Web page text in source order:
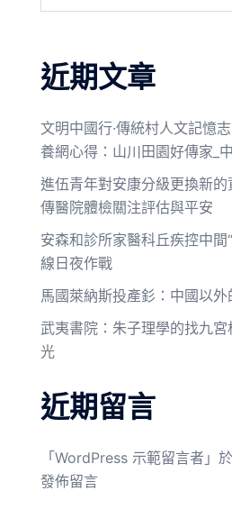
近期文章
文明中國行·傳統村人文記憶
養網心得：山川田園好傳家_
進伍青年對安康分級更換新
傳醫院體檢關注評估與平安
安森和診所家醫科丘疾控中間
線日夜作戰
馬國萊納斯投產釤：中國以
武夷書院：朱子理學的找九
光
近期留言
「 WordPress 示範留言者 」
發佈留言